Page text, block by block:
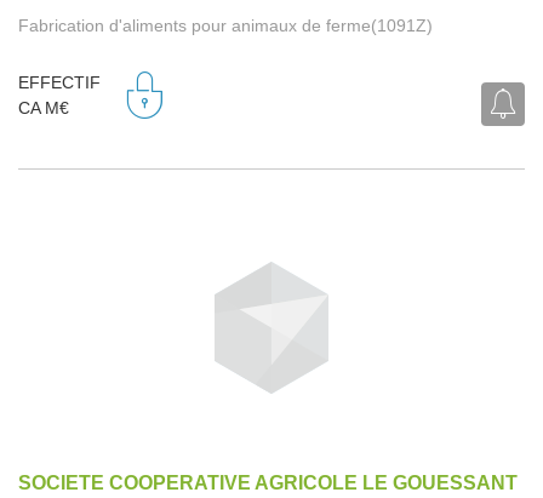
Fabrication d'aliments pour animaux de ferme(1091Z)
EFFECTIF
CA M€
SOCIETE COOPERATIVE AGRICOLE LE GOUESSANT